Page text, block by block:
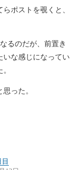
ポストを覗くと、
るのだが、前置き
いな感じになってい
った。